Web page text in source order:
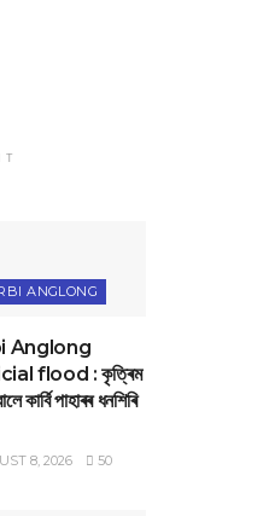
ANGLONG
Anglong
flood : কৃত্ৰিম
কাৰ্বি পাহাৰৰ ধনশিৰি
8, 2026 50